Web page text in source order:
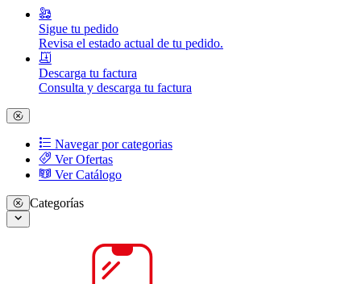
Sigue tu pedido
Revisa el estado actual de tu pedido.
Descarga tu factura
Consulta y descarga tu factura
Navegar por categorias
Ver Ofertas
Ver Catálogo
Categorías